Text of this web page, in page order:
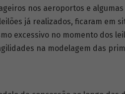
nos aeroportos e
já realizados, ficaram em
excessivo no momento dos
na modelagem das